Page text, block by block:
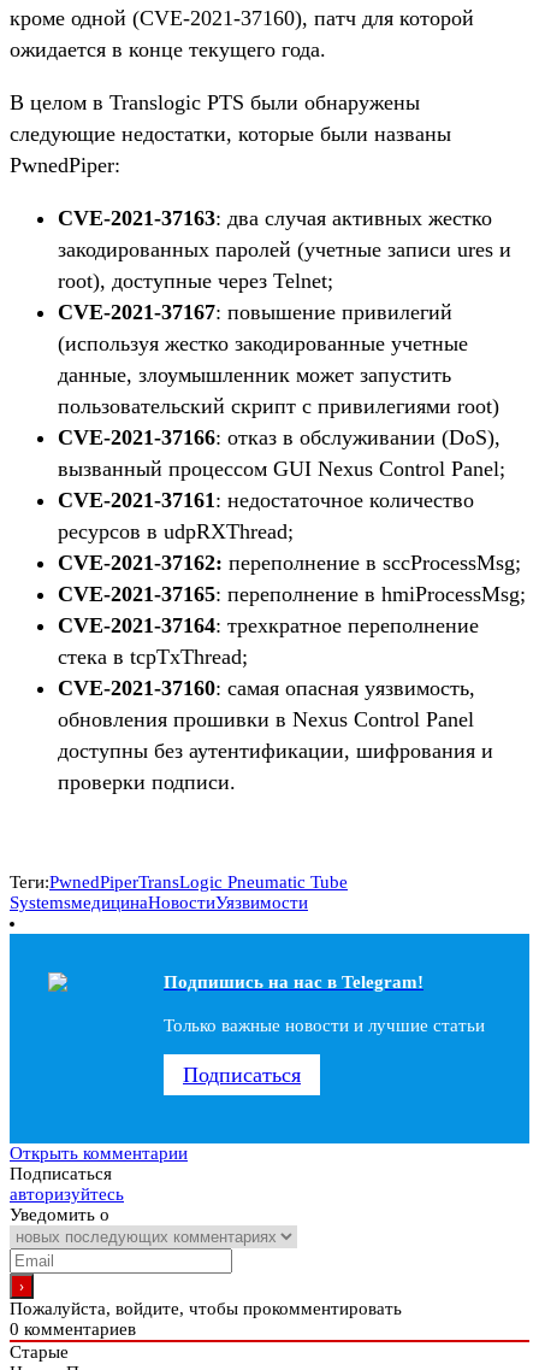
кроме одной (CVE-2021-37160), патч для которой
ожидается в конце текущего года.
В целом в Translogic PTS были обнаружены
следующие недостатки, которые были названы
PwnedPiper:
CVE-2021-37163: два случая активных жестко
закодированных паролей (учетные записи ures и
root), доступные через Telnet;
CVE-2021-37167: повышение привилегий
(используя жестко закодированные учетные
данные, злоумышленник может запустить
пользовательский скрипт с привилегиями root)
CVE-2021-37166: отказ в обслуживании (DoS),
вызванный процессом GUI Nexus Control Panel;
CVE-2021-37161 : недостаточное количество
ресурсов в udpRXThread;
CVE-2021-37162: переполнение в sccProcessMsg;
CVE-2021-37165: переполнение в hmiProcessMsg;
CVE-2021-37164: трехкратное переполнение
стека в tcpTxThread;
CVE-2021-37160: самая опасная уязвимость,
обновления прошивки в Nexus Control Panel
доступны без аутентификации, шифрования и
проверки подписи.
Теги:PwnedPiperTransLogic Pneumatic Tube
SystemsмедицинаНовостиУязвимости
Подпишись на наc в Telegram!
Только важные новости и лучшие статьи
Подписаться
Открыть комментарии
Подписаться
авторизуйтесь
Уведомить о
Пожалуйста, войдите, чтобы прокомментировать
0 комментариев
Старые